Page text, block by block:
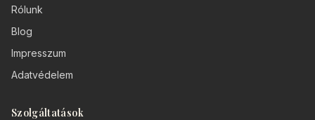
Rólunk
Blog
Impresszum
Adatvédelem
Szolgáltatások